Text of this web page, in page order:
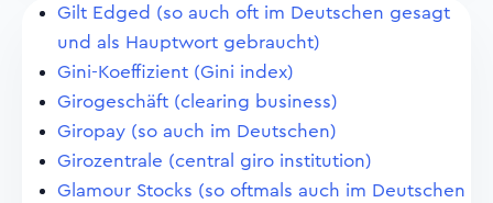
Gilt Edged (so auch oft im Deutschen gesagt
und als Hauptwort gebraucht)
Gini-Koeffizient (Gini index)
Girogeschäft (clearing business)
Giropay (so auch im Deutschen)
Girozentrale (central giro institution)
Glamour Stocks (so oftmals auch im Deutschen